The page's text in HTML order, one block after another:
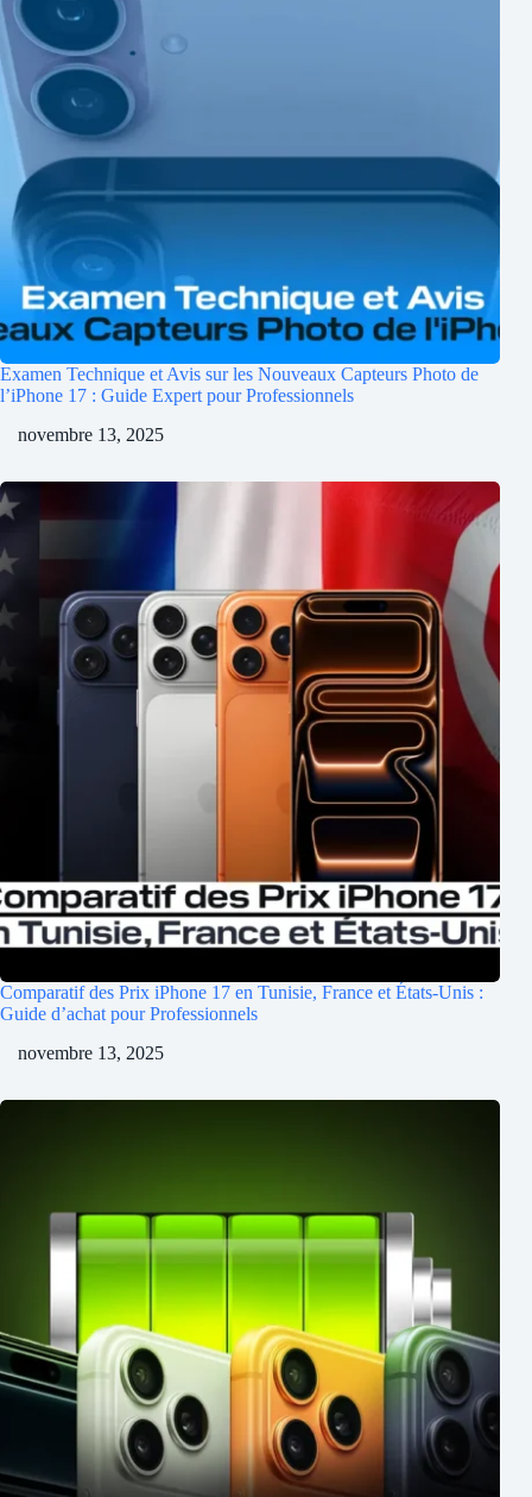
Examen Technique et Avis sur les Nouveaux Capteurs Photo de
l’iPhone 17 : Guide Expert pour Professionnels
novembre 13, 2025
Comparatif des Prix iPhone 17 en Tunisie, France et États-Unis :
Guide d’achat pour Professionnels
novembre 13, 2025